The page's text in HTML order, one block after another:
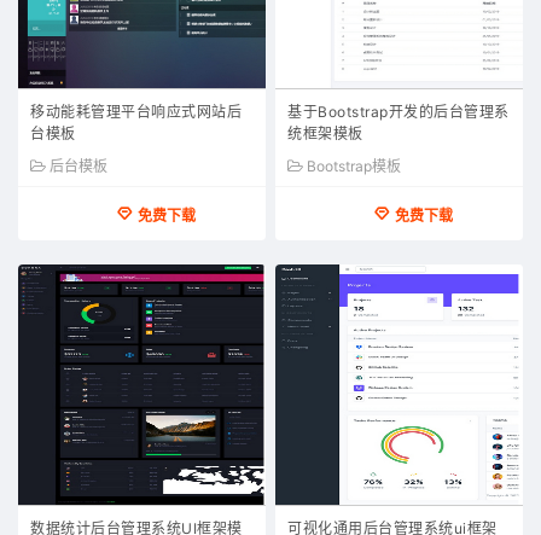
移动能耗管理平台响应式网站后
台模板
后台模板
免费下载
基于Bootstrap开发的后台管理系
统框架模板
Bootstrap模板
免费下载
数据统计后台管理系统UI框架模
可视化通用后台管理系统ui框架